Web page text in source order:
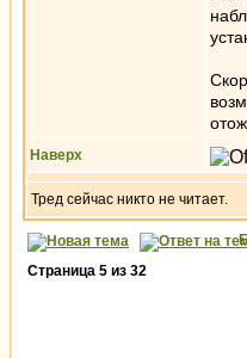
Наверх
Тред сейчас никто не читает.
Страница 5 из 32